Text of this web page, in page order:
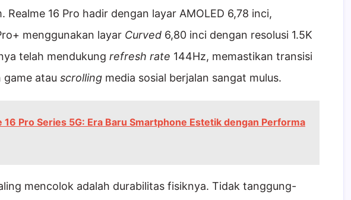
Realme 16 Pro hadir dengan layar AMOLED 6,78 inci,
menggunakan layar Curved 6,80 inci dengan resolusi 1.5K
telah mendukung refresh rate 144Hz, memastikan transisi
game atau scrolling media sosial berjalan sangat mulus.
16 Pro Series 5G: Era Baru Smartphone Estetik dengan Performa
mencolok adalah durabilitas fisiknya. Tidak tanggung-